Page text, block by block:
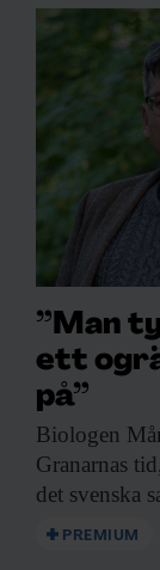
”Man
ett
på”
Biologen
Granarnas
det svenska
PREMIUM